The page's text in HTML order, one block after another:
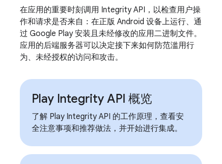
在应用的重要时刻调用 Integrity API，以检查用户操
作和请求是否来自：在正版 Android 设备上运行、通
过 Google Play 安装且未经修改的应用二进制文件。
应用的后端服务器可以决定接下来如何防范滥用行
为、未经授权的访问和攻击。
Play Integrity API 概览
了解 Play Integrity API 的工作原理，查看安
全注意事项和推荐做法，并开始进行集成。